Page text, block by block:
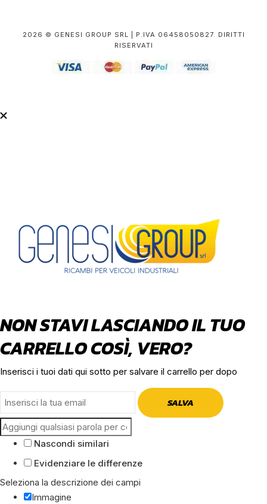
2026 © GENESI GROUP SRL | P.IVA 06458050827. DIRITTI
RISERVATI
NON STAVI LASCIANDO IL TUO
CARRELLO COSÌ, VERO?
Inserisci i tuoi dati qui sotto per salvare il carrello per dopo
SALVA
Nascondi similari
Evidenziare le differenze
Seleziona la descrizione dei campi
Immagine